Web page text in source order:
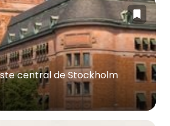
central de Stockholm